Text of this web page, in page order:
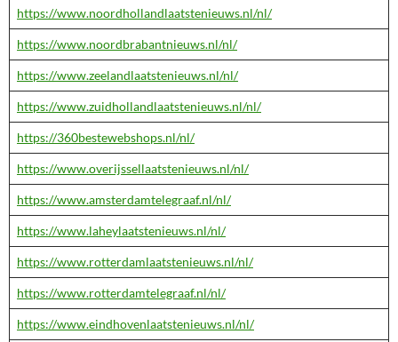
https://www.noordhollandlaatstenieuws.nl/nl/
https://www.noordbrabantnieuws.nl/nl/
https://www.zeelandlaatstenieuws.nl/nl/
https://www.zuidhollandlaatstenieuws.nl/nl/
https://360bestewebshops.nl/nl/
https://www.overijssellaatstenieuws.nl/nl/
https://www.amsterdamtelegraaf.nl/nl/
https://www.laheylaatstenieuws.nl/nl/
https://www.rotterdamlaatstenieuws.nl/nl/
https://www.rotterdamtelegraaf.nl/nl/
https://www.eindhovenlaatstenieuws.nl/nl/